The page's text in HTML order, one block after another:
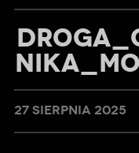
27 SIERPNIA 2025